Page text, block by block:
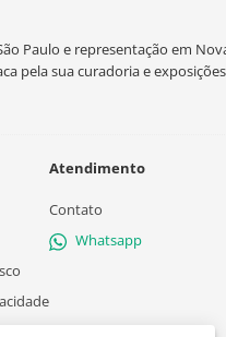
Paulo e representação em
pela sua curadoria e
Atendimento
Contato
Whatsapp